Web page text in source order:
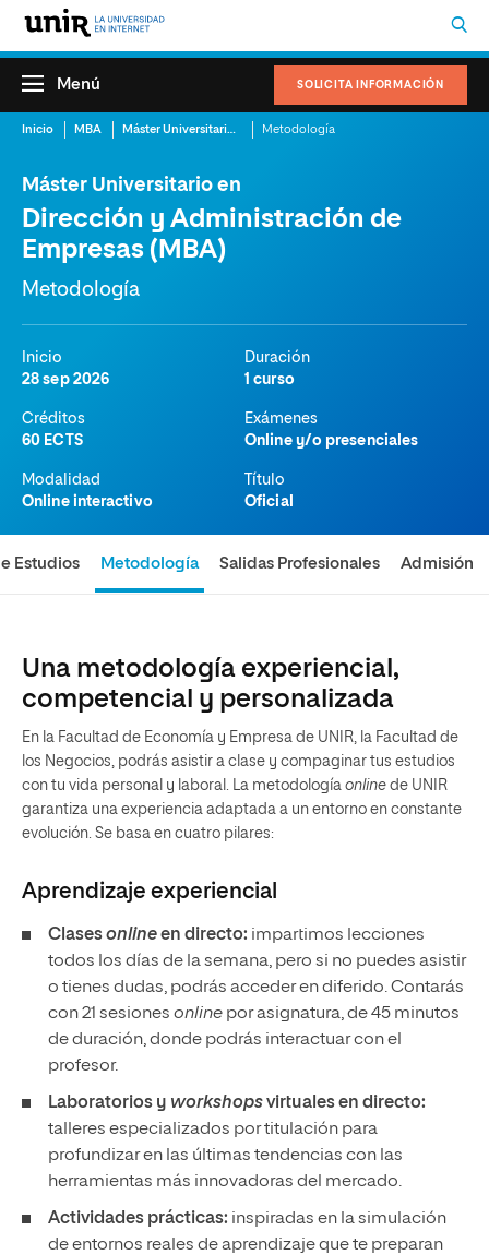
SOLICITA INFORMACIÓN
Menú
Inicio MBA Máster Universitario en Dirección y Administración de Empresas (MBA) Metodología
Máster Universitario en
Dirección y Administración de
Empresas (MBA)
Metodología
Inicio
28 sep 2026
Duración
1 curso
Créditos
60 ECTS
Exámenes
Online y/o presenciales
Modalidad
Online interactivo
Título
Oficial
Estudios Metodología Salidas Profesionales Admisión
Una metodología experiencial,
competencial y personalizada
En la Facultad de Economía y Empresa de UNIR, la Facultad de
los Negocios, podrás asistir a clase y compaginar tus estudios
con tu vida personal y laboral. La metodología online de UNIR
garantiza una experiencia adaptada a un entorno en constante
evolución. Se basa en cuatro pilares:
Aprendizaje experiencial
Clasesonlineen directo: impartimos lecciones
todos los días de la semana, pero si no puedes asistir
o tienes dudas, podrás acceder en diferido. Contarás
con 21 sesiones online por asignatura, de 45 minutos
de duración, donde podrás interactuar con el
profesor.
Laboratorios y workshopsvirtuales en directo:
talleres especializados por titulación para
profundizar en las últimas tendencias con las
herramientas más innovadoras del mercado.
Actividades prácticas: inspiradas en la simulación
de entornos reales de aprendizaje que te preparan